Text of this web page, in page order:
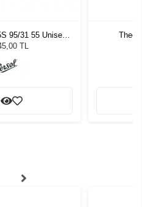
95/31 55 Unisex
Gözlüğü
TL
Theo